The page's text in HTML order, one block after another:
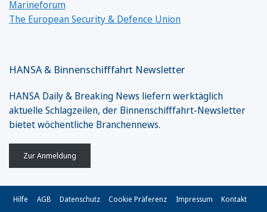
Marineforum
The European Security & Defence Union
HANSA & Binnenschifffahrt Newsletter
HANSA Daily & Breaking News liefern werktäglich
aktuelle Schlagzeilen, der Binnenschifffahrt-Newsletter
bietet wöchentliche Branchennews.
Zur Anmeldung
Hilfe AGB Datenschutz Cookie Präferenz Impressum Kontakt